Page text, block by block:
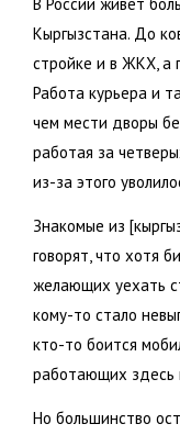
Кыргызстана. До
стройке и в ЖКХ, а
Работа курьера и
чем мести дворы
работая за
из-за этого
Знакомые из
говорят, что хотя
желающих уехать
кому-то стало
кто-то боится
работающих здесь
Но большинство